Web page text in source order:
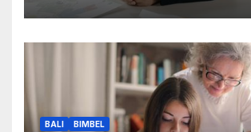
BALI BIMBEL